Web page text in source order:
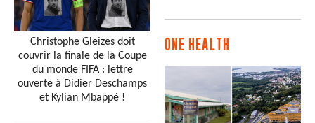
Christophe Gleizes doit
couvrir la finale de la Coupe
du monde FIFA : lettre
ouverte à Didier Deschamps
et Kylian Mbappé !
ONE HEALTH